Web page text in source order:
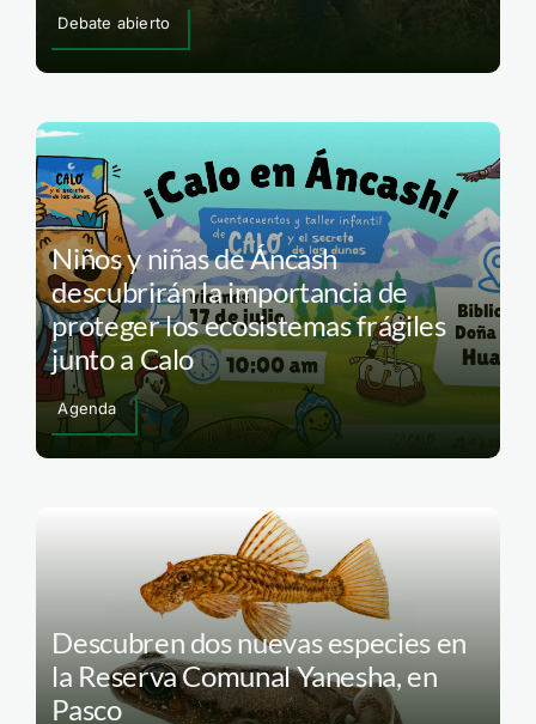
Debate abierto
Niños y niñas de Áncash
descubrirán la importancia de
proteger los ecosistemas frágiles
junto a Calo
Agenda
Descubren dos nuevas especies en
la Reserva Comunal Yanesha, en
Pasco